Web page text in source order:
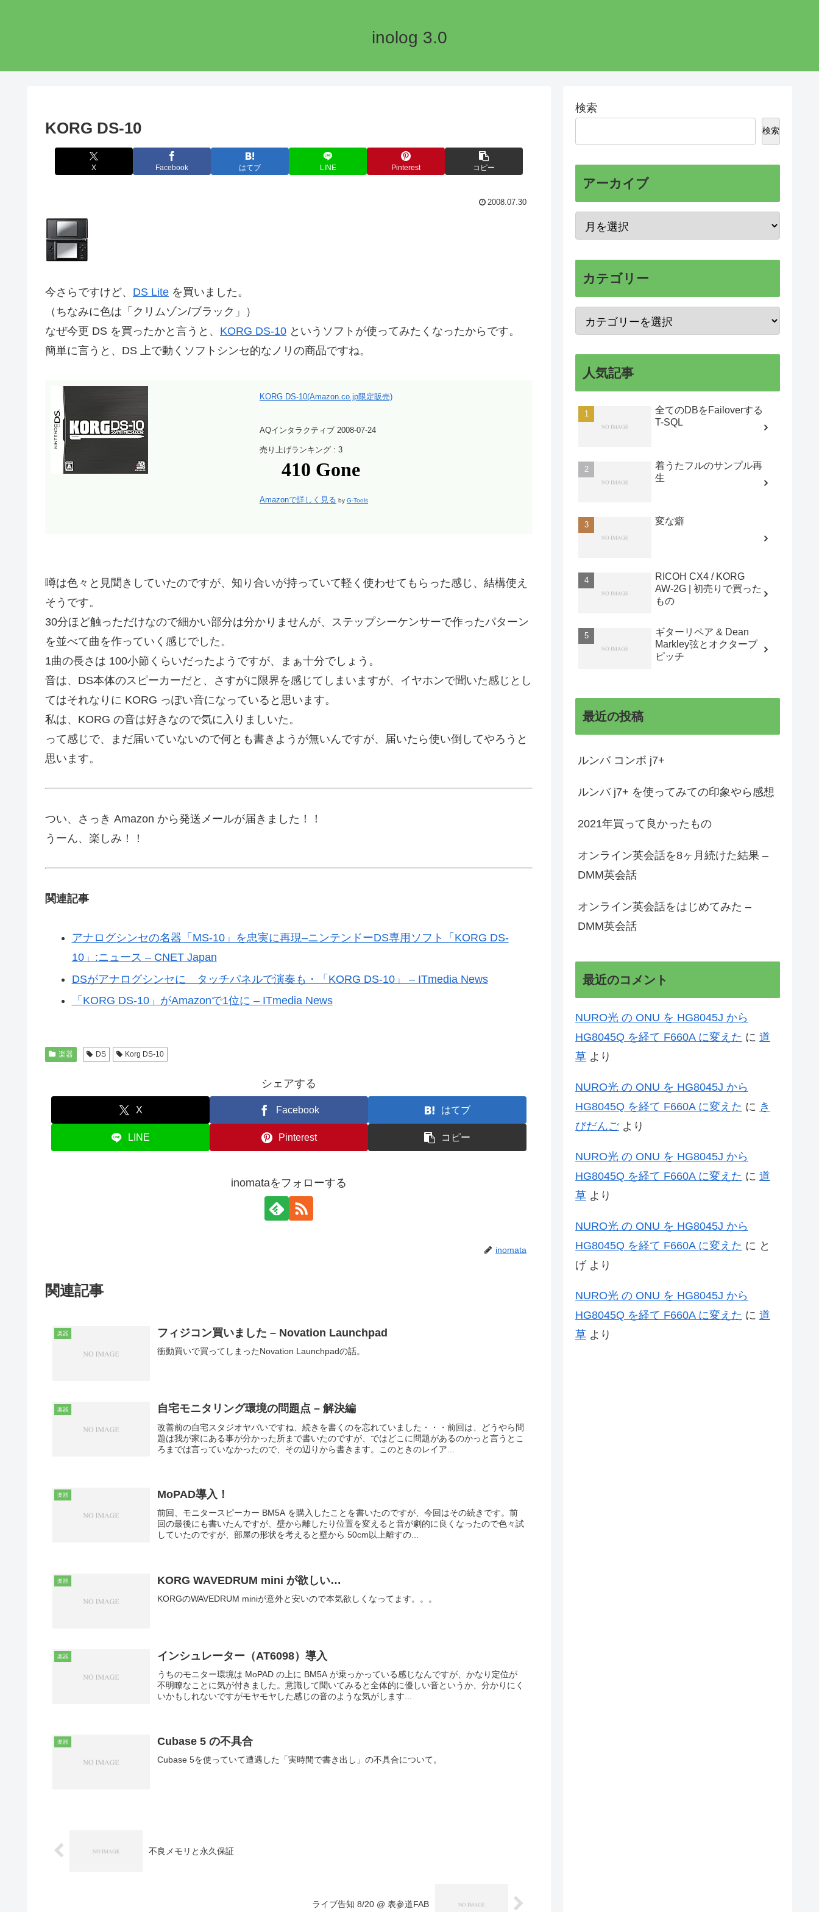
inolog 3.0
KORG DS-10
X Facebook はてブ LINE Pinterest コピー
2008.07.30
今さらですけど、 DS Lite を買いました。
（ちなみに色は「クリムゾン/ブラック」）
なぜ今更 DS を買ったかと言うと、 KORG DS-10 というソフトが使ってみたくなったからです。
簡単に言うと、DS 上で動くソフトシンセ的なノリの商品ですね。
KORG DS-10(Amazon.co.jp限定販売)
AQインタラクティブ 2008-07-24
売り上げランキング : 3
Amazonで詳しく見る by G-Tools
噂は色々と見聞きしていたのですが、知り合いが持っていて軽く使わせてもらった感じ、結構使え
そうです。
30分ほど触っただけなので細かい部分は分かりませんが、ステップシーケンサーで作ったパターン
を並べて曲を作っていく感じでした。
1曲の長さは 100小節くらいだったようですが、まぁ十分でしょう。
音は、DS本体のスピーカーだと、さすがに限界を感じてしまいますが、イヤホンで聞いた感じとし
てはそれなりに KORG っぽい音になっていると思います。
私は、KORG の音は好きなので気に入りましいた。
って感じで、まだ届いていないので何とも書きようが無いんですが、届いたら使い倒してやろうと
思います。
つい、さっき Amazon から発送メールが届きました！！
うーん、楽しみ！！
関連記事
アナログシンセの名器「MS-10」を忠実に再現–ニンテンドーDS専用ソフト「KORG DS-
10」:ニュース – CNET Japan
DSがアナログシンセに タッチパネルで演奏も・「KORG DS-10」 – ITmedia News
「KORG DS-10」がAmazonで1位に – ITmedia News
楽器 DS Korg DS-10
シェアする
X Facebook はてブ
LINE Pinterest コピー
inomataをフォローする
inomata
関連記事
楽器 フィジコン買いました – Novation Launchpad
衝動買いで買ってしまったNovation Launchpadの話。
楽器 自宅モニタリング環境の問題点 – 解決編
改善前の自宅スタジオヤバいですね、続きを書くのを忘れていました・・・前回は、どうやら問
題は我が家にある事が分かった所まで書いたのですが、ではどこに問題があるのかっと言うとこ
ろまでは言っていなかったので、その辺りから書きます。このときのレイア...
楽器 MoPAD導入！
前回、モニタースピーカー BM5A を購入したことを書いたのですが、今回はその続きです。前
回の最後にも書いたんですが、壁から離したり位置を変えると音が劇的に良くなったので色々試
していたのですが、部屋の形状を考えると壁から 50cm以上離すの...
楽器 KORG WAVEDRUM mini が欲しい…
KORGのWAVEDRUM miniが意外と安いので本気欲しくなってます。。。
楽器 インシュレーター（AT6098）導入
うちのモニター環境は MoPAD の上に BM5A が乗っかっている感じなんですが、かなり定位が
不明瞭なことに気が付きました。意識して聞いてみると全体的に優しい音というか、分かりにく
いかもしれないですがモヤモヤした感じの音のような気がします...
楽器 Cubase 5 の不具合
Cubase 5を使っていて遭遇した「実時間で書き出し」の不具合について。
不良メモリと永久保証
ライブ告知 8/20 @ 表参道FAB
検索
検索
アーカイブ
カテゴリー
人気記事
全てのDBをFailoverする
T-SQL
着うたフルのサンプル再
生
変な癖
RICOH CX4 / KORG
AW-2G | 初売りで買った
もの
ギターリペア & Dean
Markley弦とオクターブ
ピッチ
最近の投稿
ルンバ コンボ j7+
ルンバ j7+ を使ってみての印象やら感想
2021年買って良かったもの
オンライン英会話を8ヶ月続けた結果 –
DMM英会話
オンライン英会話をはじめてみた –
DMM英会話
最近のコメント
NURO光 の ONU を HG8045J から
HG8045Q を経て F660A に変えた に 道
草 より
NURO光 の ONU を HG8045J から
HG8045Q を経て F660A に変えた に き
びだんご より
NURO光 の ONU を HG8045J から
HG8045Q を経て F660A に変えた に 道
草 より
NURO光 の ONU を HG8045J から
HG8045Q を経て F660A に変えた に と
げ より
NURO光 の ONU を HG8045J から
HG8045Q を経て F660A に変えた に 道
草 より